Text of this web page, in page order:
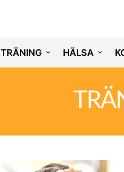
TRÄNING HÄLSA